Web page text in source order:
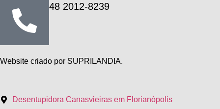
48 2012-8239
Website criado por SUPRILANDIA.
Desentupidora Canasvieiras em Florianópolis